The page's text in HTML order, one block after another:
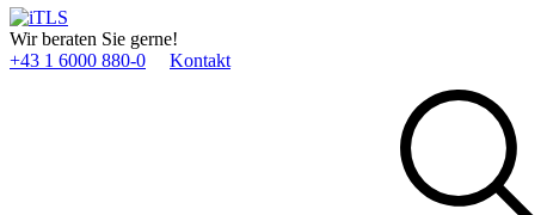
Wir beraten Sie gerne!
+43 1 6000 880­-0
Kontakt